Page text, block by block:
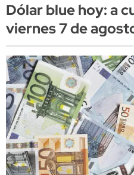
Dólar blue hoy: a
viernes 7 de